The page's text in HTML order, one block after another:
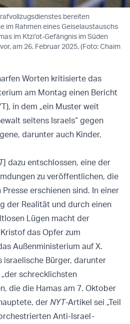
bereiten
im Rahmen eines Geiselaustauschs
im Ktzi’ot-Gefängnis im Süden
am 26. Februar 2025. (Foto: Chaim
Worten kritisierte das
am Montag einen Bericht
in dem „ein Muster weit
seitens Israels“ gegen
darunter auch Kinder,
] dazu entschlossen, eine der
zu veröffentlichen, die
erschienen sind. In einer
der Realität und durch einen
Lügen macht der
das Opfer zum
Außenministerium auf X.
israelische Bürger, darunter
schrecklichsten
die die Hamas am 7. Oktober
der NYT-Artikel sei „Teil
Anti-Israel-